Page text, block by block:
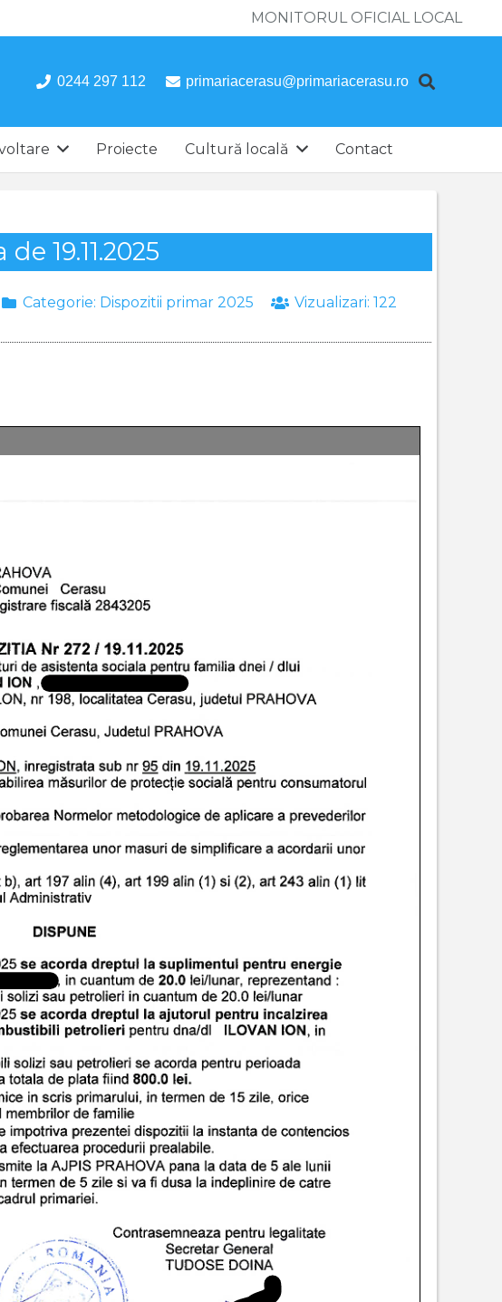
MONITORUL OFICIAL LOCAL
0244 297 112 primariacerasu@primariacerasu.ro
Proiecte Cultură locală Contact
19.11.2025
Categorie: Dispozitii primar 2025 Vizualizari:122